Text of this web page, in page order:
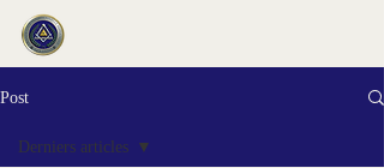
Post
Derniers articles